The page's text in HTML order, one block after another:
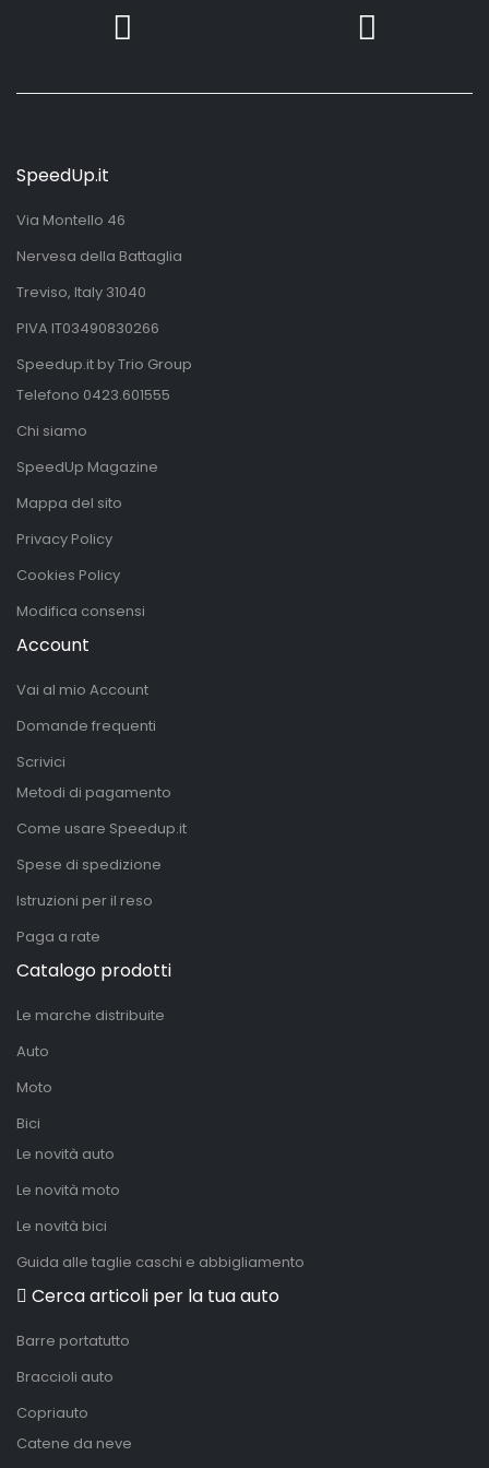
SpeedUp.it
Via Montello 46
Nervesa della Battaglia
Treviso, Italy 31040
PIVA IT03490830266
Speedup.it by Trio Group
Telefono 0423.601555
Chi siamo
SpeedUp Magazine
Mappa del sito
Privacy Policy
Cookies Policy
Modifica consensi
Account
Vai al mio Account
Domande frequenti
Scrivici
Metodi di pagamento
Come usare Speedup.it
Spese di spedizione
Istruzioni per il reso
Paga a rate
Catalogo prodotti
Le marche distribuite
Auto
Moto
Bici
Le novità auto
Le novità moto
Le novità bici
Guida alle taglie caschi e abbigliamento
Cerca articoli per la tua auto
Barre portatutto
Braccioli auto
Copriauto
Catene da neve